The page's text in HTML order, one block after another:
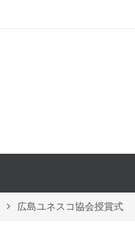
広島ユネスコ協会授賞式